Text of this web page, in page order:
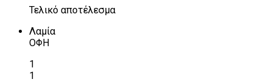
Τελικό αποτέλεσμα
Λαμία
ΟΦΗ
1
1